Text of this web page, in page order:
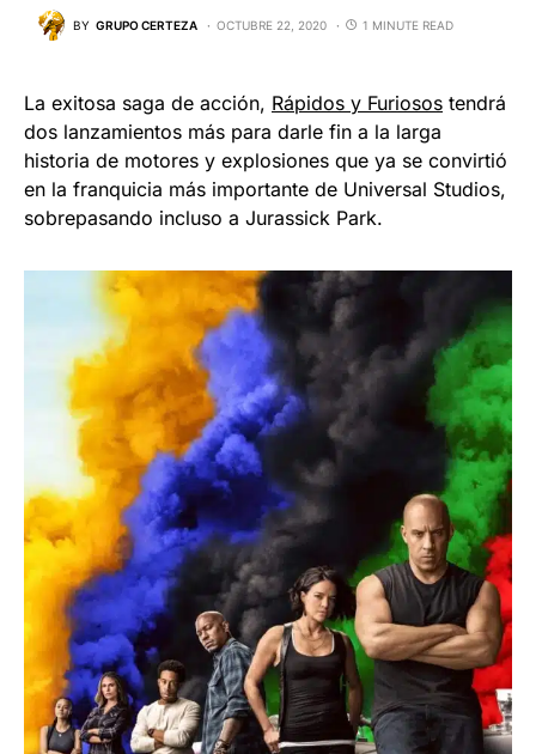
BY GRUPO CERTEZA OCTUBRE 22, 2020 1 MINUTE READ
La exitosa saga de acción, Rápidos y Furiosos tendrá
dos lanzamientos más para darle fin a la larga
historia de motores y explosiones que ya se convirtió
en la franquicia más importante de Universal Studios,
sobrepasando incluso a Jurassick Park.